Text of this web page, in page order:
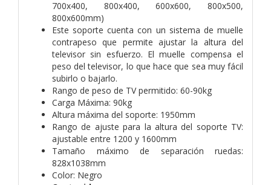
700x400, 800x400, 600x600, 800x500,
800x600mm)
Este soporte cuenta con un sistema de muelle
contrapeso que permite ajustar la altura del
televisor sin esfuerzo. El muelle compensa el
peso del televisor, lo que hace que sea muy fácil
subirlo o bajarlo.
Rango de peso de TV permitido: 60-90kg
Carga Máxima: 90kg
Altura máxima del soporte: 1950mm
Rango de ajuste para la altura del soporte TV:
ajustable entre 1200 y 1600mm
Tamaño máximo de separación ruedas:
828x1038mm
Color: Negro